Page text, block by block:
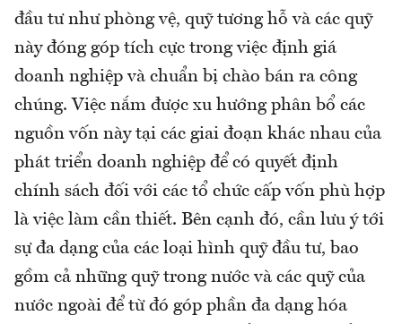
đầu tư như phòng vệ, quỹ tương hỗ và các quỹ
này đóng góp tích cực trong việc định giá
doanh nghiệp và chuẩn bị chào bán ra công
chúng. Việc nắm được xu hướng phân bổ các
nguồn vốn này tại các giai đoạn khác nhau của
phát triển doanh nghiệp để có quyết định
chính sách đối với các tổ chức cấp vốn phù hợp
là việc làm cần thiết. Bên cạnh đó, cần lưu ý tới
sự đa dạng của các loại hình quỹ đầu tư, bao
gồm cả những quỹ trong nước và các quỹ của
nước ngoài để từ đó góp phần đa dạng hóa